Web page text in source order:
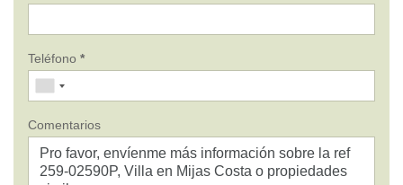
Teléfono *
Comentarios